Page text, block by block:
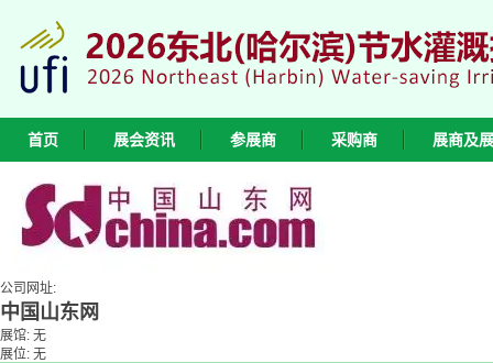
首页 展会资讯 参展商 采购商 展商及
公司网址:
中国山东网
展馆: 无
展位: 无